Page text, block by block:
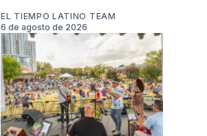
EL TIEMPO LATINO TEAM
6 de agosto de 2026